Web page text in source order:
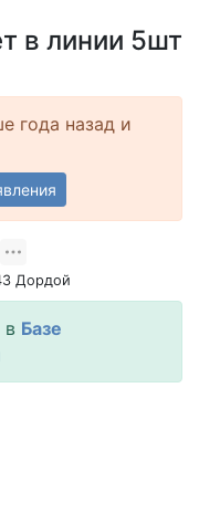
в линии 5шт
года назад и
Дордой
в Базе